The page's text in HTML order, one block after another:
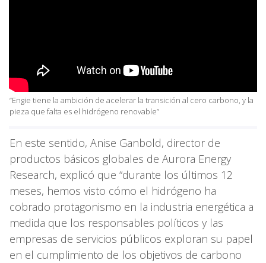
“Engie tiene la ambición de acelerar la transición al cero carbono, y la
pieza que falta es el hidrógeno renovable”
En este sentido, Anise Ganbold, director de
productos básicos globales de Aurora Energy
Research, explicó que “durante los últimos 12
meses, hemos visto cómo el hidrógeno ha
cobrado protagonismo en la industria energética a
medida que los responsables políticos y las
empresas de servicios públicos exploran su papel
en el cumplimiento de los objetivos de carbono